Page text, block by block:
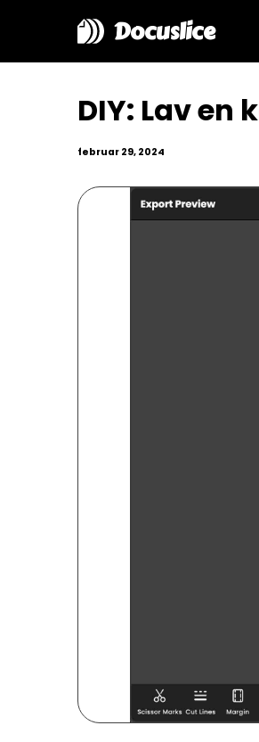
Docuslice
DIY: Lav
februar 29, 2024